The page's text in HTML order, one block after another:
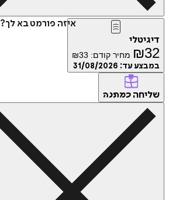
איזה פורמט בא לך?
דיגיטלי
₪32 מחיר קודם: ₪33
במבצע עד: 31/08/2026
שליחה כמתנה